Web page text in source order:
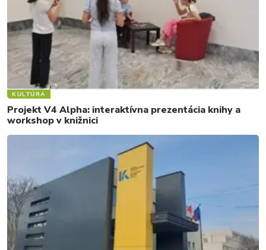
KULTÚRA
Projekt V4 Alpha: interaktívna prezentácia knihy a
workshop v knižnici